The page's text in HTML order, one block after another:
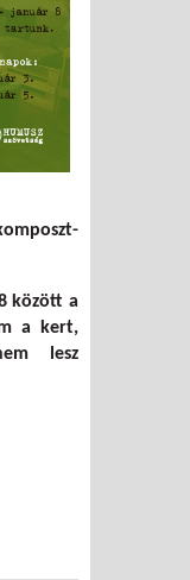
között a
a kert,
lesz